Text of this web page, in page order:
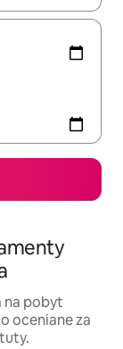
na pobyt
oceniane za